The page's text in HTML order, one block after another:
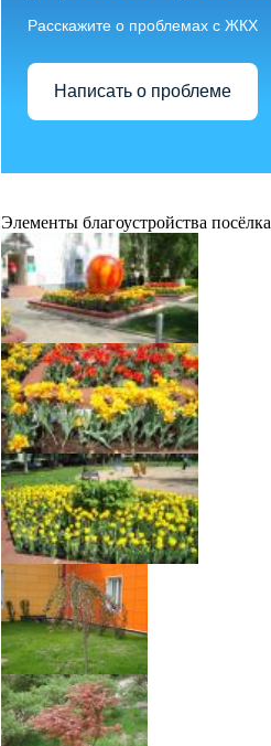
Расскажите о проблемах с ЖКХ
Написать о проблеме
Элементы благоустройства посёлка